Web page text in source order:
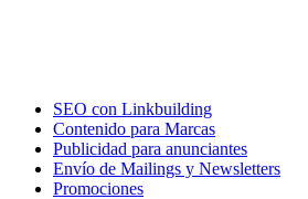
SEO con Linkbuilding
Contenido para Marcas
Publicidad para anunciantes
Envío de Mailings y Newsletters
Promociones